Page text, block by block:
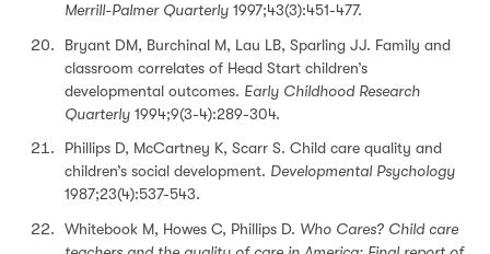
Merrill-Palmer Quarterly 1997;43(3):451-477.
Bryant DM, Burchinal M, Lau LB, Sparling JJ. Family and
classroom correlates of Head Start children’s
developmental outcomes. Early Childhood Research
Quarterly 1994;9(3-4):289-304.
Phillips D, McCartney K, Scarr S. Child care quality and
children’s social development. Developmental Psychology
1987;23(4):537-543.
Whitebook M, Howes C, Phillips D. Who Cares? Child care